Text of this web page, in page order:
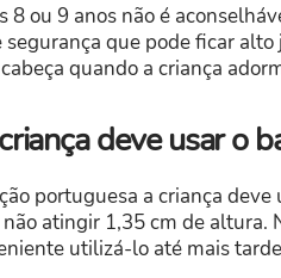
8 ou 9 anos não é
que pode ficar
quando a criança
deve usar o
portuguesa a criança
atingir 1,35 cm de altura.
utilizá-lo até mais